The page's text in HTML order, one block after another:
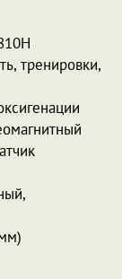
тренировки,